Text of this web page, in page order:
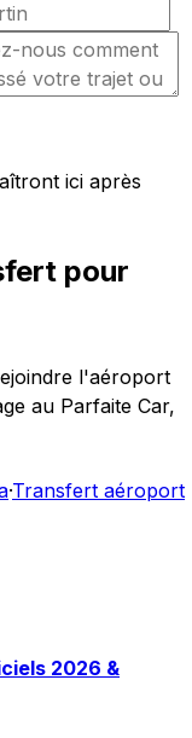
ici après
pour
l'aéroport
au Parfaite Car,
·Transfert aéroport
2026 &